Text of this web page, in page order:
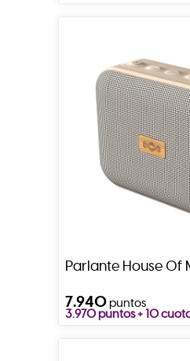
Parlante House Of
7.940puntos
3.970 puntos + 10